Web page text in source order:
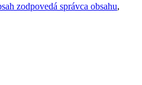
zodpovedá správca obsahu,